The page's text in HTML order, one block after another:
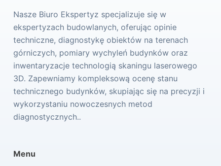
Nasze Biuro Ekspertyz specjalizuje się w
ekspertyzach budowlanych, oferując opinie
techniczne, diagnostykę obiektów na terenach
górniczych, pomiary wychyleń budynków oraz
inwentaryzacje technologią skaningu laserowego
3D. Zapewniamy kompleksową ocenę stanu
technicznego budynków, skupiając się na precyzji i
wykorzystaniu nowoczesnych metod
diagnostycznych..
Menu